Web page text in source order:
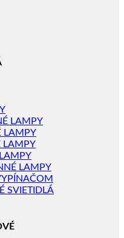
LAMPY
LAMPY
LAMPY
LAMPY
SVIETIDLÁ